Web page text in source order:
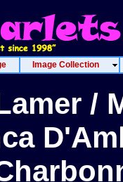
Image Collection
/